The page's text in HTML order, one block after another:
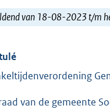
van 18-08-2023 t/m
van de gemeente